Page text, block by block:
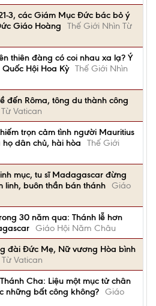
3, các Giám Mục Đức bác bỏ ý
Giáo Hoàng
Thế Giới Nhìn Từ
thiên đàng có coi nhau xa lạ? Ý
Hội Hoa Kỳ Thế Giới Nhìn
đến Rôma, tông du thành công
Vatican
trọn cảm tình người Mauritius
dân chủ, hài hòa
Thế Giới
mục, tu sĩ Madagascar đừng
linh, buôn thần bán thánh Giáo
30 năm qua: Thánh lễ hơn
Giáo Hội Năm Châu
đài Đức Mẹ, Nữ vương Hòa bình
Vatican
Cha: Liệu một mục tử chân
những bất công không? Giáo